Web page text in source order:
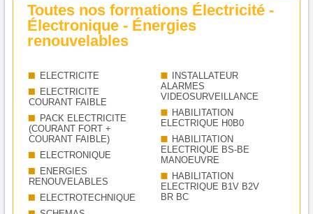
Toutes nos formations Électricité -
Électronique - Énergies
renouvelables
ELECTRICITE
ELECTRICITE
COURANT FAIBLE
PACK ELECTRICITE
(COURANT FORT +
COURANT FAIBLE)
ELECTRONIQUE
ENERGIES
RENOUVELABLES
ELECTROTECHNIQUE
INSTALLATEUR
ALARMES
VIDEOSURVEILLANCE
HABILITATION
ELECTRIQUE H0B0
HABILITATION
ELECTRIQUE BS-BE
MANOEUVRE
HABILITATION
ELECTRIQUE B1V B2V
BR BC